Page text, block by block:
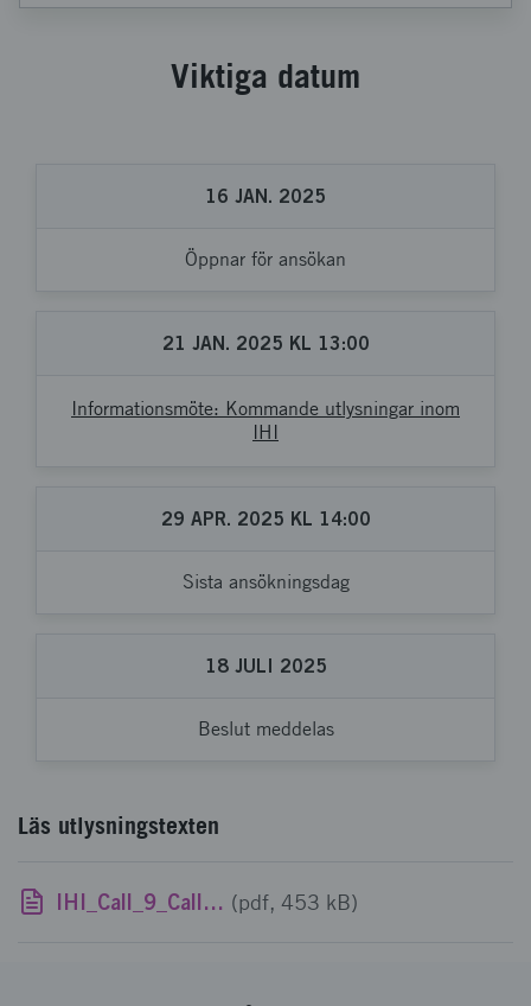
Viktiga datum
16 JAN. 2025
Öppnar för ansökan
21 JAN. 2025 KL 13:00
Informationsmöte: Kommande utlysningar inom
IHI
29 APR. 2025 KL 14:00
Sista ansökningsdag
18 JULI 2025
Beslut meddelas
Läs utlysningstexten
IHI_Call_9_Call_Text_Final.pdf (pdf, 453 kB)